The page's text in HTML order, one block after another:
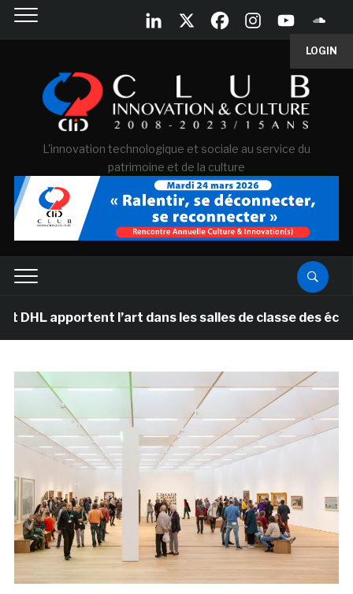
LOGIN
L'innovation technologique et sociale au service du
patrimoine et de la culture
l’art dans les salles de classe des écoles